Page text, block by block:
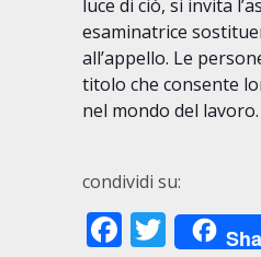
luce di ciò, si invita
esaminatrice
all’appello. Le
titolo che consente
nel mondo del lavoro.
condividi su: